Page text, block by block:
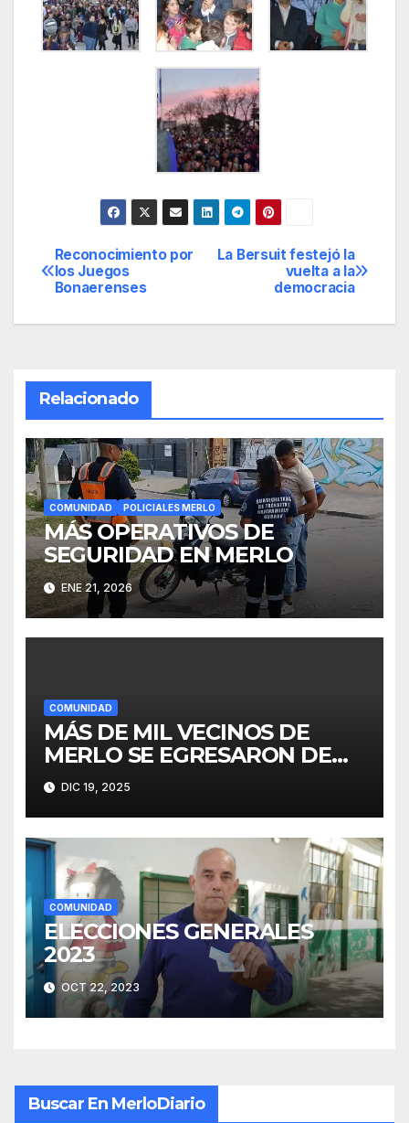
Navegación
de
La Bersuit festejó la
vuelta a la
democracia
Reconocimiento por
los Juegos
Bonaerenses
Relacionado
COMUNIDAD POLICIALES MERLO
MÁS OPERATIVOS DE
SEGURIDAD EN MERLO
ENE 21, 2026
COMUNIDAD
MÁS DE MIL VECINOS DE
MERLO SE EGRESARON DE
FINES
DIC 19, 2025
COMUNIDAD
ELECCIONES GENERALES
2023
OCT 22, 2023
Buscar En MerloDiario